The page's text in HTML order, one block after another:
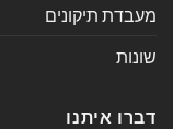
מעבדת תיקונים
שונות
דברו איתנו